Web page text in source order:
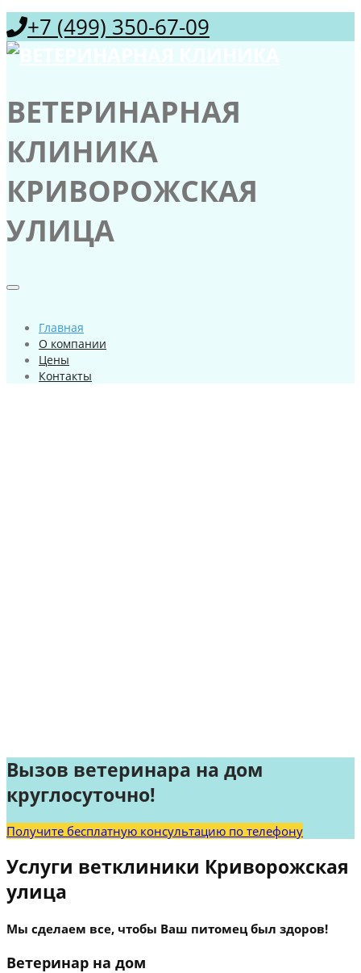
+7 (499) 350-67-09
ВЕТЕРИНАРНАЯ
КЛИНИКА
КРИВОРОЖСКАЯ
УЛИЦА
Главная
О компании
Цены
Контакты
Вызов ветеринара на дом
круглосуточно!
Получите бесплатную консультацию по телефону
Услуги ветклиники Криворожская
улица
Мы сделаем все, чтобы Ваш питомец был здоров!
Ветеринар на дом